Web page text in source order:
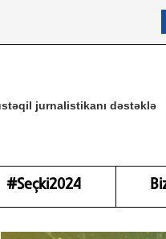
jurnalistikanı dəstəklə
#Seçki2024